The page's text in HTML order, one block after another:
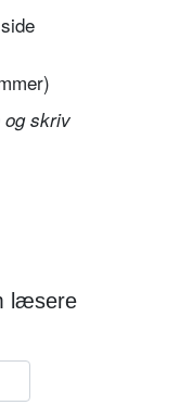
og skriv
læsere